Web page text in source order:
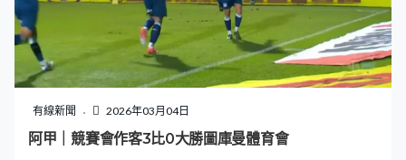
有線新聞 2026年03月04日
阿甲｜競賽會作客3比0大勝圖庫曼體育會